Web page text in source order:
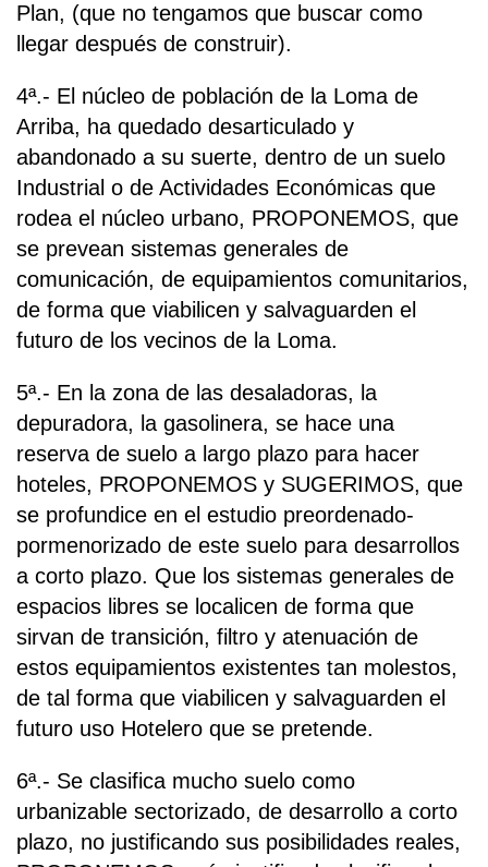
Plan, (que no tengamos que buscar como
llegar después de construir).
4ª.- El núcleo de población de la Loma de
Arriba, ha quedado desarticulado y
abandonado a su suerte, dentro de un suelo
Industrial o de Actividades Económicas que
rodea el núcleo urbano, PROPONEMOS, que
se prevean sistemas generales de
comunicación, de equipamientos comunitarios,
de forma que viabilicen y salvaguarden el
futuro de los vecinos de la Loma.
5ª.- En la zona de las desaladoras, la
depuradora, la gasolinera, se hace una
reserva de suelo a largo plazo para hacer
hoteles, PROPONEMOS y SUGERIMOS, que
se profundice en el estudio preordenado-
pormenorizado de este suelo para desarrollos
a corto plazo. Que los sistemas generales de
espacios libres se localicen de forma que
sirvan de transición, filtro y atenuación de
estos equipamientos existentes tan molestos,
de tal forma que viabilicen y salvaguarden el
futuro uso Hotelero que se pretende.
6ª.- Se clasifica mucho suelo como
urbanizable sectorizado, de desarrollo a corto
plazo, no justificando sus posibilidades reales,